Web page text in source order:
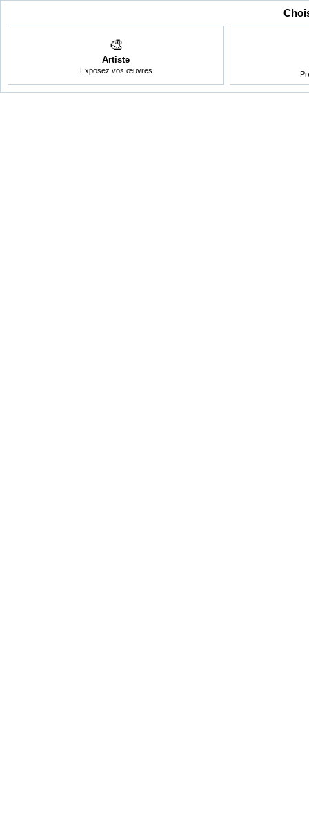
🎨
Artiste
Exposez vos œuvres